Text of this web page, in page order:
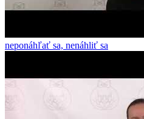
neponáhľať sa, nenáhliť sa